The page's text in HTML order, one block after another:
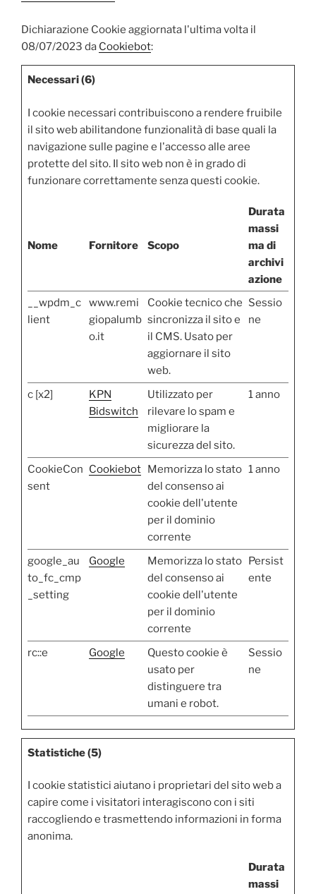
Dichiarazione Cookie aggiornata l'ultima volta il
08/07/2023 da Cookiebot:
Necessari (6)
I cookie necessari contribuiscono a rendere fruibile
il sito web abilitandone funzionalità di base quali la
navigazione sulle pagine e l'accesso alle aree
protette del sito. Il sito web non è in grado di
funzionare correttamente senza questi cookie.
Nome Fornitore Scopo
Durata
massi
ma di
archivi
azione
__wpdm_c
lient
www.remi
giopalumb
o.it
Cookie tecnico che
sincronizza il sito e
il CMS. Usato per
aggiornare il sito
web.
Sessio
ne
c [x2]
KPN
Bidswitch
Utilizzato per
rilevare lo spam e
migliorare la
sicurezza del sito.
1 anno
CookieCon
sent
Cookiebot Memorizza lo stato
del consenso ai
cookie dell'utente
per il dominio
corrente
1 anno
google_au
to_fc_cmp
_setting
Google
Memorizza lo stato
del consenso ai
cookie dell'utente
per il dominio
corrente
Persist
ente
rc::e Google
Questo cookie è
usato per
distinguere tra
umani e robot.
Sessio
ne
Statistiche (5)
I cookie statistici aiutano i proprietari del sito web a
capire come i visitatori interagiscono con i siti
raccogliendo e trasmettendo informazioni in forma
anonima.
Durata
massi